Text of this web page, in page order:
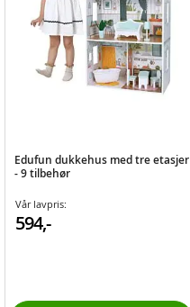
Edufun dukkehus med tre etasjer
- 9 tilbehør
Vår lavpris:
594,-